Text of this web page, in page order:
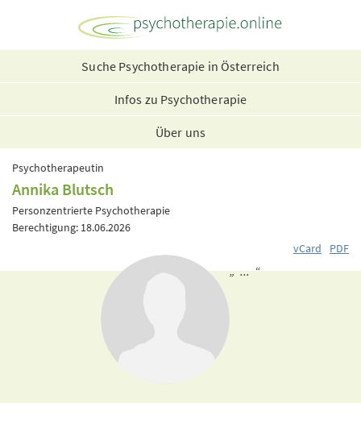
Suche Psychotherapie in Österreich
Infos zu Psychotherapie
Über uns
Psychotherapeutin
Annika Blutsch
Personzentrierte Psychotherapie
Berechtigung: 18.06.2026
vCard
PDF
„ ... “